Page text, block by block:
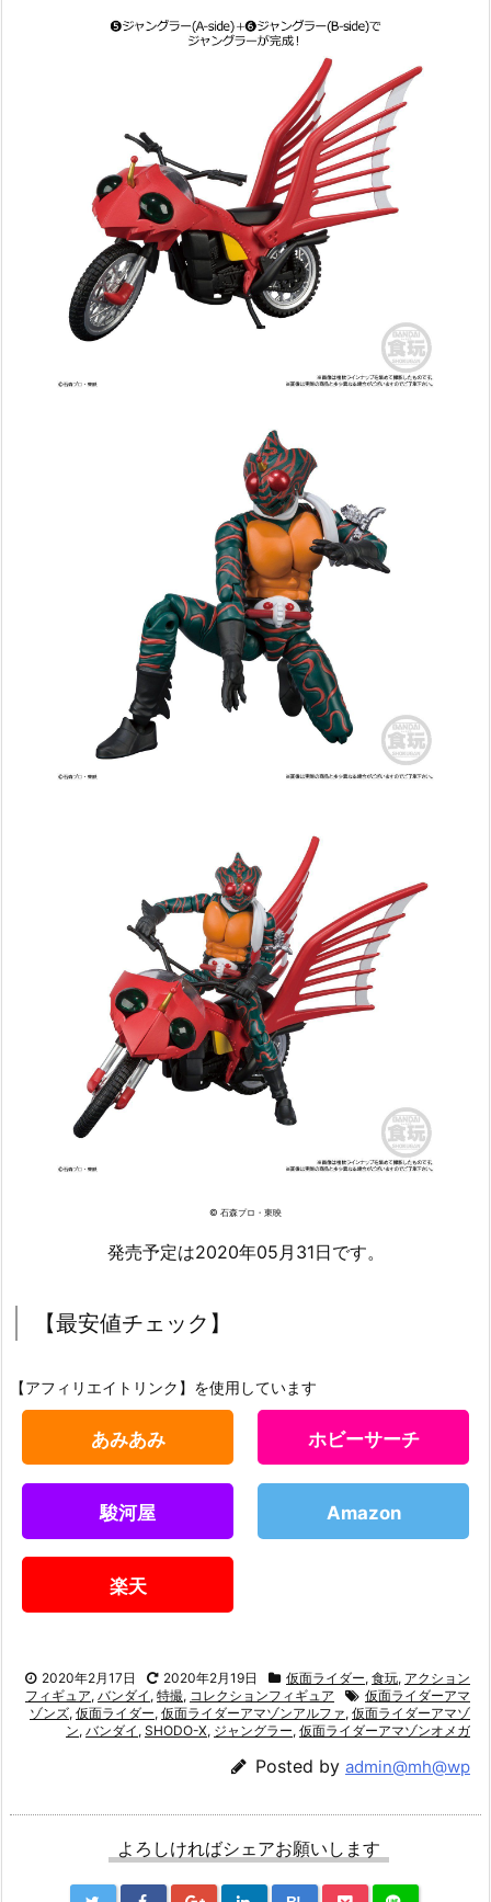
© 石森プロ・東映
発売予定は2020年05月31日です。
【最安値チェック】
【アフィリエイトリンク】を使用しています
あみあみ ホビーサーチ
駿河屋 Amazon
楽天
2020年2月17日 2020年2月19日 仮面ライダー, 食玩, アクション
フィギュア, バンダイ , 特撮, コレクションフィギュア
仮面ライダーアマ
ゾンズ, 仮面ライダー, 仮面ライダーアマゾンアルファ, 仮面ライダーアマゾ
ン, バンダイ , SHODO-X, ジャングラー, 仮面ライダーアマゾンオメガ
Posted by admin@mh@wp
よろしければシェアお願いします